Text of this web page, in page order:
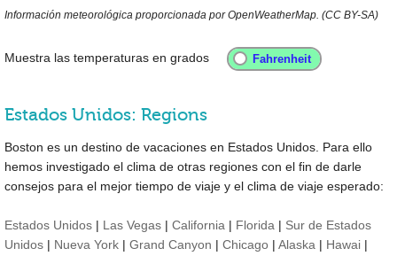
Información meteorológica proporcionada por OpenWeatherMap. (CC BY-SA)
Muestra las temperaturas en grados
Estados Unidos: Regions
Boston es un destino de vacaciones en Estados Unidos. Para ello
hemos investigado el clima de otras regiones con el fin de darle
consejos para el mejor tiempo de viaje y el clima de viaje esperado:
Estados Unidos | Las Vegas | California | Florida | Sur de Estados
Unidos | Nueva York | Grand Canyon | Chicago | Alaska | Hawai |